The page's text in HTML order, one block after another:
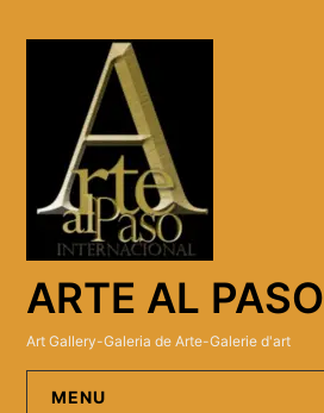
ARTE AL PASO
Art Gallery-Galeria de Arte-Galerie d'art
MENU